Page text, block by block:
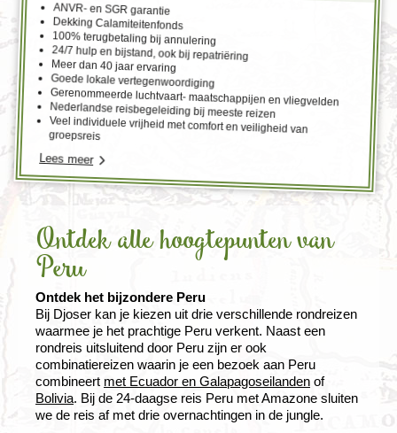
ANVR- en SGR garantie
Dekking Calamiteitenfonds
100% terugbetaling bij annulering
24/7 hulp en bijstand, ook bij repatriëring
Meer dan 40 jaar ervaring
Goede lokale vertegenwoordiging
Gerenommeerde luchtvaart- maatschappijen en vliegvelden
Nederlandse reisbegeleiding bij meeste reizen
Veel individuele vrijheid met comfort en veiligheid van
groepsreis
Lees meer
Ontdek alle hoogtepunten van
Peru
Ontdek het bijzondere Peru
Bij Djoser kan je kiezen uit drie verschillende rondreizen
waarmee je het prachtige Peru verkent. Naast een
rondreis uitsluitend door Peru zijn er ook
combinatiereizen waarin je een bezoek aan Peru
combineert met Ecuador en Galapagoseilanden of
Bolivia. Bij de 24-daagse reis Peru met Amazone sluiten
we de reis af met drie overnachtingen in de jungle.